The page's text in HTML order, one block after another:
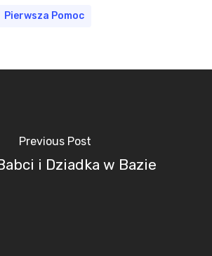
Pierwsza Pomoc
Previous Post
i Dziadka w Bazie